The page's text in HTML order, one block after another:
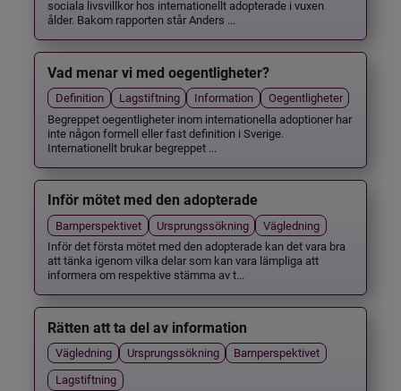
sociala livsvillkor hos internationellt adopterade i vuxen
ålder. Bakom rapporten står Anders ...
Vad menar vi med oegentligheter?
Definition Lagstiftning Information
Oegentligheter
Begreppet oegentligheter inom internationella adoptioner har
inte någon formell eller fast definition i Sverige.
Internationellt brukar begreppet ...
Inför mötet med den adopterade
Barnperspektivet Ursprungssökning
Vägledning
Inför det första mötet med den adopterade kan det vara bra
att tänka igenom vilka delar som kan vara lämpliga att
informera om respektive stämma av t...
Rätten att ta del av information
Vägledning Ursprungssökning
Barnperspektivet
Lagstiftning